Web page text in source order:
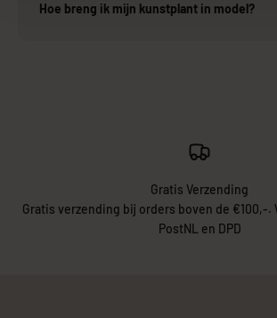
Hoe breng ik mijn kunstplant in model?
Gratis Verzending
Gratis verzending bij orders boven de €100,-.
PostNL en DPD